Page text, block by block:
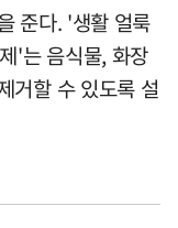
준다. '생활 얼룩
'는 음식물, 화장
거할 수 있도록 설